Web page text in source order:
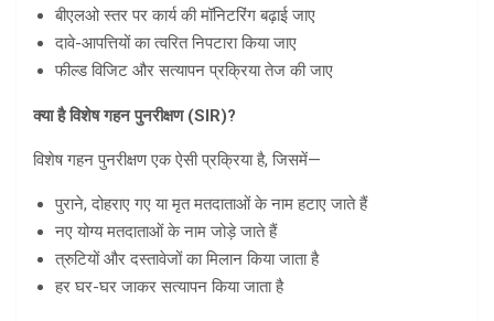
बीएलओ स्तर पर कार्य की मॉनिटरिंग बढ़ाई जाए
दावे-आपत्तियों का त्वरित निपटारा किया जाए
फील्ड विजिट और सत्यापन प्रक्रिया तेज की जाए
क्या है विशेष गहन पुनरीक्षण (SIR)?
विशेष गहन पुनरीक्षण एक ऐसी प्रक्रिया है, जिसमें—
पुराने, दोहराए गए या मृत मतदाताओं के नाम हटाए जाते हैं
नए योग्य मतदाताओं के नाम जोड़े जाते हैं
त्रुटियों और दस्तावेजों का मिलान किया जाता है
हर घर-घर जाकर सत्यापन किया जाता है